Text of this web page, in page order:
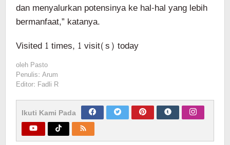
dan menyalurkan potensinya ke hal-hal yang lebih
bermanfaat,” katanya.
Visited 1 times, 1 visit(s) today
oleh Pasto
Penulis: Arum
Editor: Fadli R
Ikuti Kami Pada